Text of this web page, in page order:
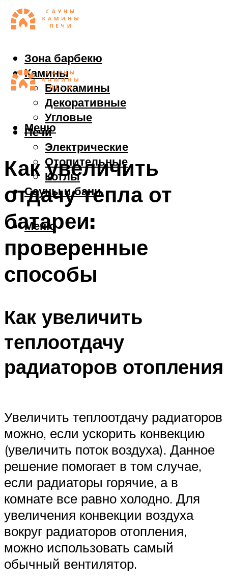
Зона барбекю
Камины
Биокамины
Декоративные
Угловые
Печи
Электрические
Отопительные
Котлы
Сауны и бани
Меню
Меню
Как увеличить
отдачу тепла от
батареи:
проверенные
способы
Как увеличить
теплоотдачу
радиаторов отопления
Увеличить теплоотдачу радиаторов
можно, если ускорить конвекцию
(увеличить поток воздуха). Данное
решение помогает в том случае,
если радиаторы горячие, а в
комнате все равно холодно. Для
увеличения конвекции воздуха
вокруг радиаторов отопления,
можно использовать самый
обычный вентилятор.